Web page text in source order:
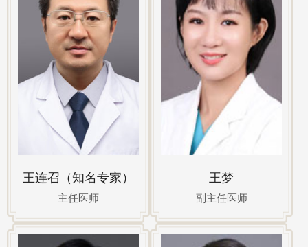
王连召（知名专家）
主任医师
王梦
副主任医师